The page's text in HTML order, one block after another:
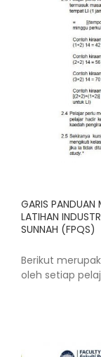
GARIS PANDUAN
LATIHAN
SUNNAH (FPQS)
Berikut
oleh setiap